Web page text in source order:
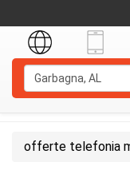
offerte telefonia